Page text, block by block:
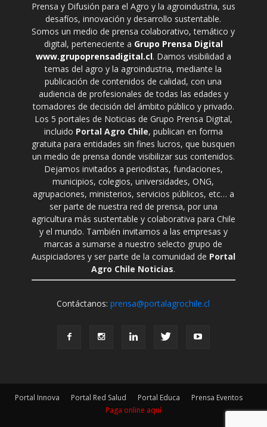
Prensa y Difusión para el Agro y la agroindustria, sus
desafíos, innovación y desarrollo sustentable.
Somos un medio de prensa colaborativo, temático y
digital, perteneciente a Grupo Prensa Digital
www.grupoprensadigital.cl. Damos visibilidad a
temas del agro y la agroindustria, mediante la
publicación de contenidos de calidad, con una
audiencia de profesionales de todas las edades y
tomadores de decisión del ámbito público y privado.
Los 5 portales de Noticias de Grupo Prensa Digital,
incluido Portal Agro Chile, publican en forma
gratuita para entidades sin fines lucros, que busquen
un medio de prensa donde visibilizar sus contenidos.
Dejamos invitados a periodistas, fundaciones,
municipios, colegios, universidades, ONG,
agrupaciones, ministerios, servicios públicos, etc… a
ser parte de nuestra red de prensa, por una
agricultura más sustentable y colaborativa para Chile
y el mundo. También invitamos a las empresas y
marcas a sumarse a nuestro selecto grupo de
Auspiciadores y ser parte de la comunidad de Portal
Agro Chile Noticias.
Contáctanos:prensa@portalagrochile.cl
Portal Innova Portal Red Salud Portal Educa
Prensa Eventos
Paga online aquí